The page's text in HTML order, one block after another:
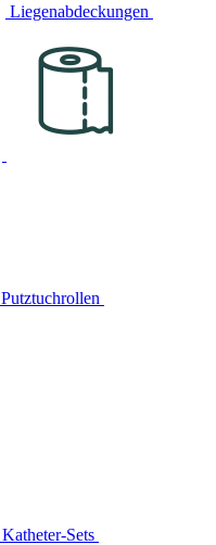
Liegenabdeckungen
Putztuchrollen
Katheter-Sets